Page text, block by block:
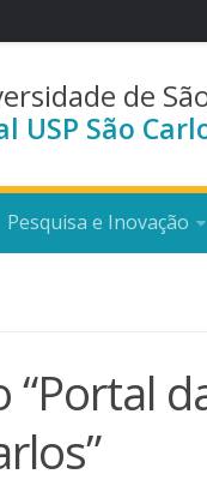
de
USP São
Pesquisa e Inovação